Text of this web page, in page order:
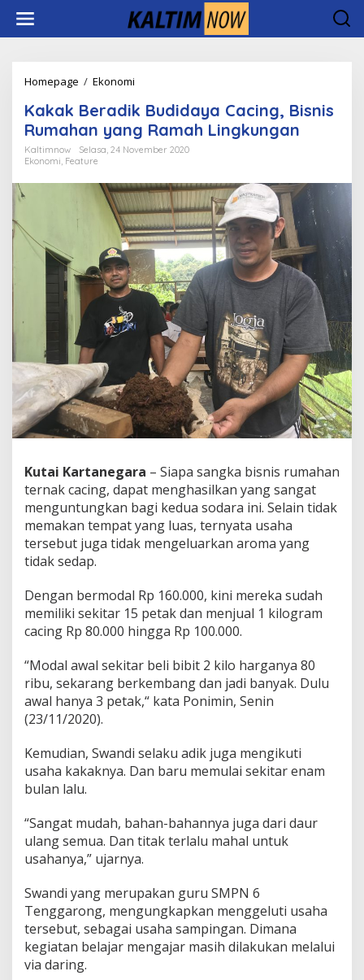
konten
Homepage / Ekonomi
Budidaya
Cacing,
Bisnis
Rumahan
Ramah
Lingkungan
Kakak Beradik Budidaya Cacing, Bisnis
Rumahan yang Ramah Lingkungan
Kaltimnow
Selasa, 24 November 2020
Ekonomi, Feature
Kutai Kartanegara – Siapa sangka bisnis rumahan
ternak cacing, dapat menghasilkan yang sangat
menguntungkan bagi kedua sodara ini. Selain tidak
memakan tempat yang luas, ternyata usaha
tersebut juga tidak mengeluarkan aroma yang
tidak sedap.
Dengan bermodal Rp 160.000, kini mereka sudah
memiliki sekitar 15 petak dan menjual 1 kilogram
cacing Rp 80.000 hingga Rp 100.000.
“Modal awal sekitar beli bibit 2 kilo harganya 80
ribu, sekarang berkembang dan jadi banyak. Dulu
awal hanya 3 petak,“ kata Ponimin, Senin
(23/11/2020).
Kemudian, Swandi selaku adik juga mengikuti
usaha kakaknya. Dan baru memulai sekitar enam
bulan lalu.
“Sangat mudah, bahan-bahannya juga dari daur
ulang semua. Dan titak terlalu mahal untuk
usahanya,” ujarnya.
Swandi yang merupakan guru SMPN 6
Tenggarong, mengungkapkan menggeluti usaha
tersebut, sebagai usaha sampingan. Dimana
kegiatan belajar mengajar masih dilakukan melalui
via daring.